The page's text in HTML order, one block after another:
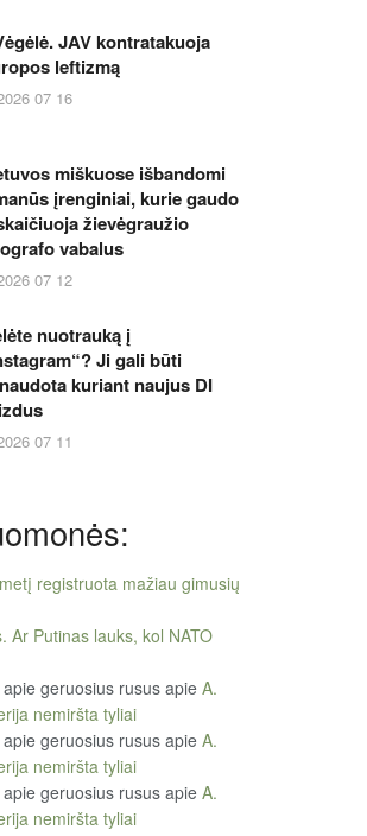
JAV kontratakuoja
leftizmą
07 16
miškuose išbandomi
įrenginiai, kurie gaudo
žievėgraužio
vabalus
07 12
nuotrauką į
Ji gali būti
kuriant naujus DI
07 11
registruota mažiau gimusių
Ar Putinas lauks, kol NATO
geruosius rususapie A.
nemiršta tyliai
geruosius rususapie A.
nemiršta tyliai
geruosius rususapie A.
nemiršta tyliai